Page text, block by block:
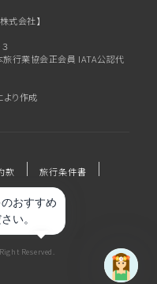
式会社】
行業協会正会員 IATA公認代
り作成
款 旅行条件書
Reserved.